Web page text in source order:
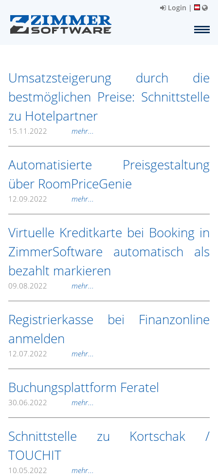
Login |
Umsatzsteigerung durch die
bestmöglichen Preise: Schnittstelle
zu Hotelpartner
15.11.2022 mehr...
Automatisierte Preisgestaltung
über RoomPriceGenie
12.09.2022 mehr...
Virtuelle Kreditkarte bei Booking in
ZimmerSoftware automatisch als
bezahlt markieren
09.08.2022 mehr...
Registrierkasse bei Finanzonline
anmelden
12.07.2022 mehr...
Buchungsplattform Feratel
30.06.2022 mehr...
Schnittstelle zu Kortschak /
TOUCHIT
10.05.2022 mehr...